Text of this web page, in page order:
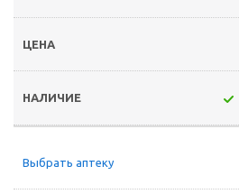
Выбрать аптеку